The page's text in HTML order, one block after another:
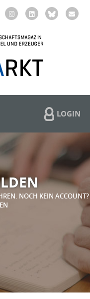
LOGIN
NOCH KEIN ACCOUNT?